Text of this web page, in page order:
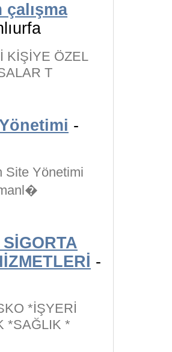
KİŞİYE ÖZEL
T
-
Site Yönetimi
-
*İŞYERİ
*SAĞLIK *